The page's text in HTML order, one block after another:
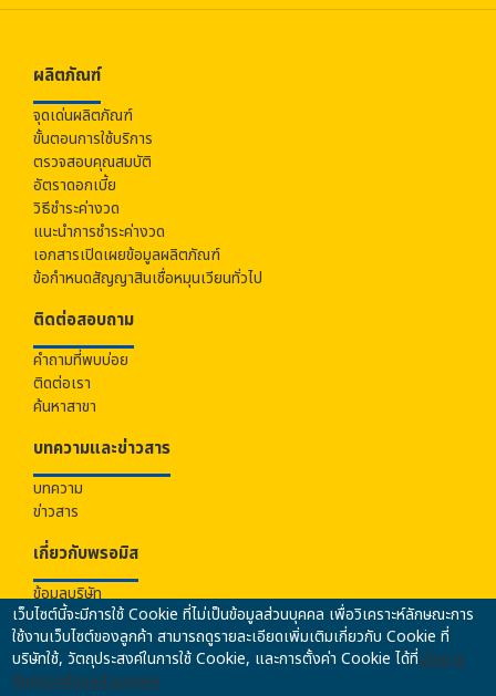
ผลิตภัณฑ์
จุดเด่นผลิตภัณฑ์
ขั้นตอนการใช้บริการ
ตรวจสอบคุณสมบัติ
อัตราดอกเบี้ย
วิธีชำระค่างวด
แนะนำการชำระค่างวด
เอกสารเปิดเผยข้อมูลผลิตภัณฑ์
ข้อกำหนดสัญญาสินเชื่อหมุนเวียนทั่วไป
ติดต่อสอบถาม
คำถามที่พบบ่อย
ติดต่อเรา
ค้นหาสาขา
บทความและข่าวสาร
บทความ
ข่าวสาร
เกี่ยวกับพรอมิส
ข้อมูลบริษัท
ร่วมงานกับเรา
นโยบายคุ้มครองข้อมูลส่วนบุคคล
นโยบายความปลอดภัยของข้อมูล
นโยบายการป้องกันและปราบปรามการฟอกเงินฯ
เว็บไซต์นี้จะมีการใช้ Cookie ที่ไม่เป็นข้อมูลส่วนบุคคล เพื่อวิเคราะห์ลักษณะการ
ใช้งานเว็บไซต์ของลูกค้า สามารถดูรายละเอียดเพิ่มเติมเกี่ยวกับ Cookie ที่
บริษัทใช้, วัตถุประสงค์ในการใช้ Cookie, และการตั้งค่า Cookie ได้ที่นโยบาย
คุ้มครองข้อมูลส่วนบุคคล